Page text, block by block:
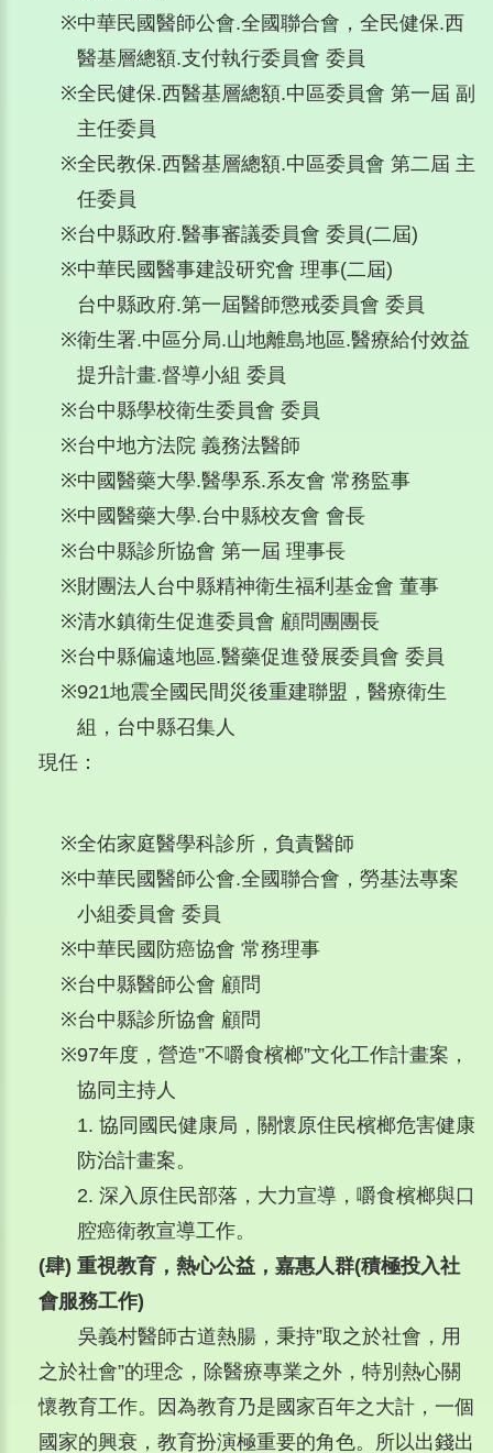
※中華民國醫師公會.全國聯合會，全民健保.西
醫基層總額.支付執行委員會 委員
※全民健保.西醫基層總額.中區委員會 第一屆 副
主任委員
※全民教保.西醫基層總額.中區委員會 第二屆 主
任委員
※台中縣政府.醫事審議委員會 委員(二屆)
※中華民國醫事建設研究會 理事(二屆)
台中縣政府.第一屆醫師懲戒委員會 委員
※衛生署.中區分局.山地離島地區.醫療給付效益
提升計畫.督導小組 委員
※台中縣學校衛生委員會 委員
※台中地方法院 義務法醫師
※中國醫藥大學.醫學系.系友會 常務監事
※中國醫藥大學.台中縣校友會 會長
※台中縣診所協會 第一屆 理事長
※財團法人台中縣精神衛生福利基金會 董事
※清水鎮衛生促進委員會 顧問團團長
※台中縣偏遠地區.醫藥促進發展委員會 委員
※921地震全國民間災後重建聯盟，醫療衛生
組，台中縣召集人
現任：
※全佑家庭醫學科診所，負責醫師
※中華民國醫師公會.全國聯合會，勞基法專案
小組委員會 委員
※中華民國防癌協會 常務理事
※台中縣醫師公會 顧問
※台中縣診所協會 顧問
※97年度，營造”不嚼食檳榔”文化工作計畫案，
協同主持人
1. 協同國民健康局，關懷原住民檳榔危害健康
防治計畫案。
2. 深入原住民部落，大力宣導，嚼食檳榔與口
腔癌衛教宣導工作。
(肆) 重視教育，熱心公益，嘉惠人群(積極投入社
會服務工作)
吳義村醫師古道熱腸，秉持”取之於社會，用
之於社會”的理念，除醫療專業之外，特別熱心關
懷教育工作。因為教育乃是國家百年之大計，一個
國家的興衰，教育扮演極重要的角色。所以出錢出